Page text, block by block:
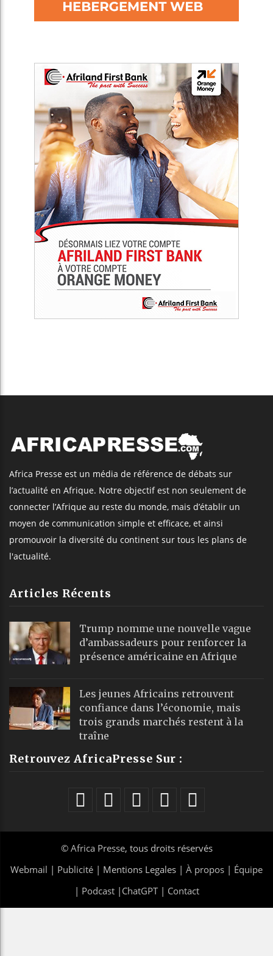
Africa Presse est un média de référence de débats sur
l’actualité en Afrique. Notre objectif est non seulement de
connecter l’Afrique au reste du monde, mais d’établir un
moyen de communication simple et efficace, et ainsi
promouvoir la diversité du continent sur tous les plans de
l'actualité.
Articles Récents
Trump nomme une nouvelle vague
d’ambassadeurs pour renforcer la
présence américaine en Afrique
Les jeunes Africains retrouvent
confiance dans l’économie, mais
trois grands marchés restent à la
traîne
Retrouvez AfricaPresse Sur :
© Africa Presse, tous droits réservés
Webmail | Publicité | Mentions Legales | À propos | Équipe
| Podcast| ChatGPT| Contact